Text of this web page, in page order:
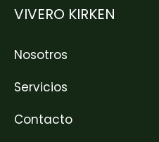
VIVERO KIRKEN
Nosotros
Servicios
Contacto